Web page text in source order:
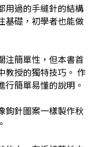
用過的手縫針的結構
基礎，初學者也能做
注簡單性，但本書首
授的獨特技巧。 作
簡單易懂的說明。
鉤針圖案一樣製作秋